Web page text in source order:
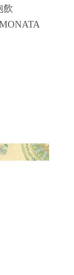
飲